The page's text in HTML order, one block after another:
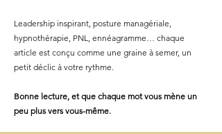
Leadership inspirant, posture managériale,
hypnothérapie, PNL, ennéagramme… chaque
article est conçu comme une graine à semer, un
petit déclic à votre rythme.
Bonne lecture, et que chaque mot vous mène un
peu plus vers vous-même.